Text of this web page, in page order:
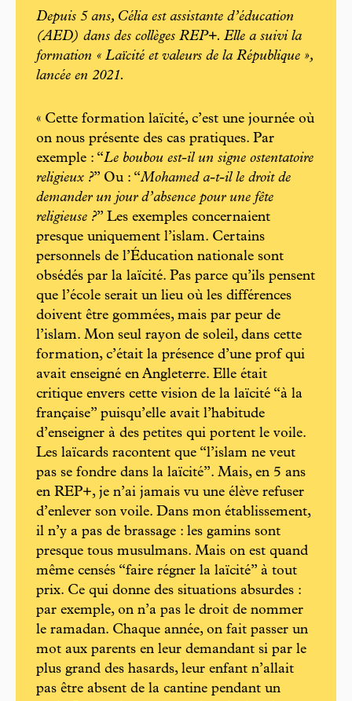
Depuis 5 ans, Célia est assistante d’éducation
(AED) dans des collèges REP+. Elle a suivi la
formation « Laïcité et valeurs de la République »,
lancée en 2021.
« Cette formation laïcité, c’est une journée où
on nous présente des cas pratiques. Par
exemple : “Le boubou est-il un signe ostentatoire
religieux ?” Ou : “Mohamed a-t-il le droit de
demander un jour d’absence pour une fête
religieuse ?” Les exemples concernaient
presque uniquement l’islam. Certains
personnels de l’Éducation nationale sont
obsédés par la laïcité. Pas parce qu’ils pensent
que l’école serait un lieu où les différences
doivent être gommées, mais par peur de
l’islam. Mon seul rayon de soleil, dans cette
formation, c’était la présence d’une prof qui
avait enseigné en Angleterre. Elle était
critique envers cette vision de la laïcité “à la
française” puisqu’elle avait l’habitude
d’enseigner à des petites qui portent le voile.
Les laïcards racontent que “l’islam ne veut
pas se fondre dans la laïcité”. Mais, en 5 ans
en REP+, je n’ai jamais vu une élève refuser
d’enlever son voile. Dans mon établissement,
il n’y a pas de brassage : les gamins sont
presque tous musulmans. Mais on est quand
même censés “faire régner la laïcité” à tout
prix. Ce qui donne des situations absurdes :
par exemple, on n’a pas le droit de nommer
le ramadan. Chaque année, on fait passer un
mot aux parents en leur demandant si par le
plus grand des hasards, leur enfant n’allait
pas être absent de la cantine pendant un